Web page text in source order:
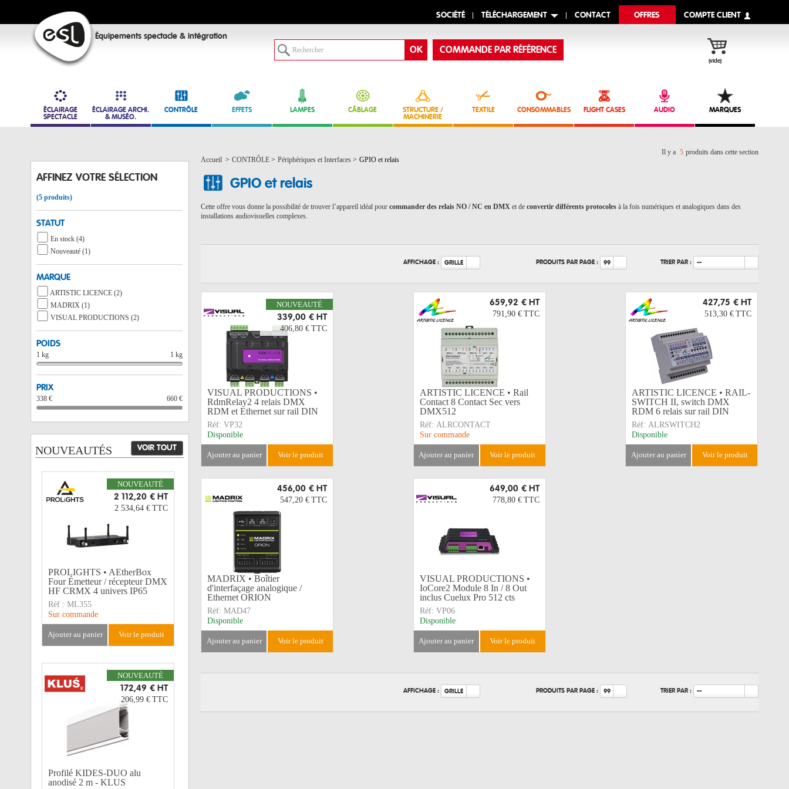
SOCIÉTÉ TÉLÉCHARGEMENT CONTACT OFFRES COMPTE CLIENT
Équipements spectacle & intégration
(vide)
COMMANDE PAR RÉFÉRENCE
ÉCLAIRAGE
SPECTACLE
ÉCLAIRAGE ARCHI.
& MUSÉO.
CONTRÔLE EFFETS LAMPES CÂBLAGE
STRUCTURE /
MACHINERIE
TEXTILE CONSOMMABLES FLIGHT CASES AUDIO MARQUES
Accueil > CONTRÔLE > Périphériques et Interfaces > GPIO et relais
Il y a 5 produits dans cette section
GPIO et relais
Cette offre vous donne la possibilité de trouver l’appareil idéal pour commander des relais NO / NC en DMX et de convertir différents protocoles à la fois numériques et analogiques dans des
installations audiovisuelles complexes.
AFFICHAGE : GRILLE TRIER PAR : --
PRODUITS PAR PAGE : 99
NOUVEAUTÉ
339,00 € HT
406,80 € TTC
VISUAL PRODUCTIONS •
RdmRelay2 4 relais DMX
RDM et Ethernet sur rail DIN
Réf: VP32
Disponible
ajouter au panier voir le produit
659,92 € HT
791,90 € TTC
ARTISTIC LICENCE • Rail
Contact 8 Contact Sec vers
DMX512
Réf: ALRCONTACT
Sur commande
ajouter au panier voir le produit
427,75 € HT
513,30 € TTC
ARTISTIC LICENCE • RAIL-
SWITCH II, switch DMX
RDM 6 relais sur rail DIN
Réf: ALRSWITCH2
Disponible
ajouter au panier voir le produit
456,00 € HT
547,20 € TTC
MADRIX • Boîtier
d'interfaçage analogique /
Ethernet ORION
Réf: MAD47
Disponible
ajouter au panier voir le produit
649,00 € HT
778,80 € TTC
VISUAL PRODUCTIONS •
IoCore2 Module 8 In / 8 Out
inclus Cuelux Pro 512 cts
Réf: VP06
Disponible
ajouter au panier voir le produit
AFFICHAGE : GRILLE TRIER PAR : --
PRODUITS PAR PAGE : 99
AFFINEZ VOTRE SÉLECTION
(5 produits)
STATUT
En stock (4)
Nouveauté (1)
MARQUE
ARTISTIC LICENCE (2)
MADRIX (1)
VISUAL PRODUCTIONS (2)
POIDS
1 kg 1 kg
PRIX
338 € 660 €
NOUVEAUTÉS VOIR TOUT
NOUVEAUTÉ
2 112,20 € HT
2 534,64 € TTC
PROLIGHTS • AEtherBox
Four Émetteur / récepteur DMX
HF CRMX 4 univers IP65
Réf : ML355
Sur commande
ajouter au panier voir le produit
NOUVEAUTÉ
172,49 € HT
206,99 € TTC
Profilé KIDES-DUO alu
anodisé 2 m - KLUS